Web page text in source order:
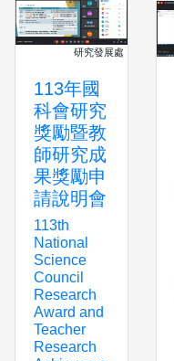
研究發展處
113年國
科會研究
獎勵暨教
師研究成
果獎勵申
請說明會
113th
National
Science
Council
Research
Award and
Teacher
Research